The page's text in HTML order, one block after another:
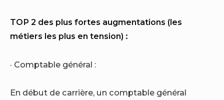
TOP 2 des plus fortes augmentations (les
métiers les plus en tension) :
· Comptable général :
En début de carrière, un comptable général